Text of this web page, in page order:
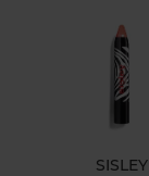
SISLEY